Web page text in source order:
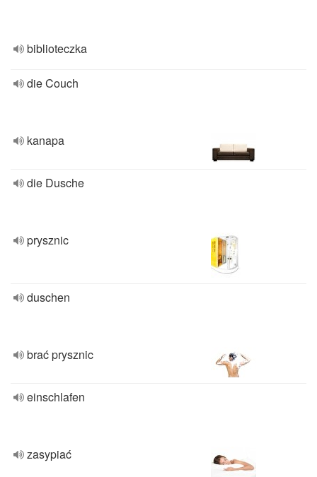
biblioteczka
die Couch
kanapa
die Dusche
prysznic
duschen
brać prysznic
einschlafen
zasypiać